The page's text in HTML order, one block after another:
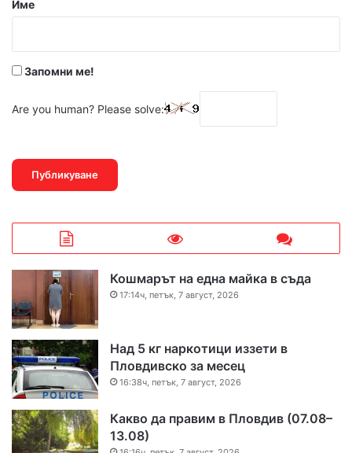
Име
Запомни ме!
Are you human? Please solve:
Кошмарът на една майка в съда
17:14ч, петък, 7 август, 2026
Над 5 кг наркотици иззети в
Пловдивско за месец
16:38ч, петък, 7 август, 2026
Какво да правим в Пловдив (07.08–
13.08)